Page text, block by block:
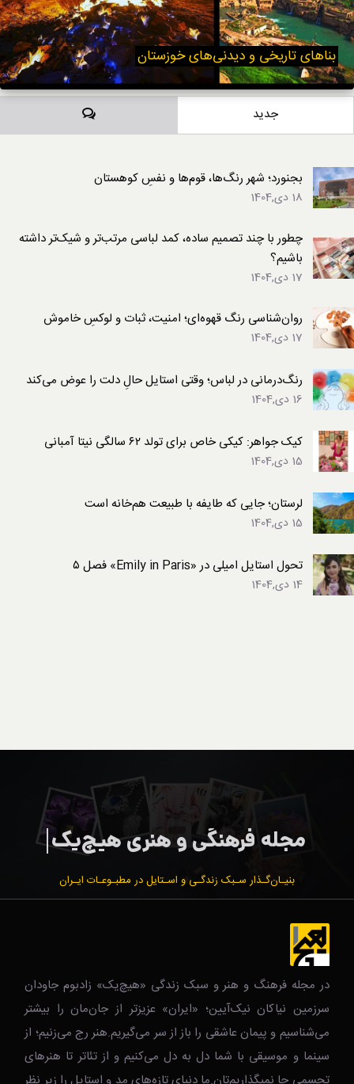
بناهای تاریخی و دیدنی‌های خوزستان
جدید دیدگاه‌ها
بجنورد؛ شهر رنگ‌ها، قوم‌ها و نفسِ کوهستان
18 دی,1404
چطور با چند تصمیم ساده، کمد لباسی مرتب‌تر و شیک‌تر داشته
باشیم؟
17 دی,1404
روان‌شناسی رنگ قهوه‌ای؛ امنیت، ثبات و لوکسِ خاموش
17 دی,1404
رنگ‌درمانی در لباس؛ وقتی استایل حالِ دلت را عوض می‌کند
16 دی,1404
کیک جواهر: کیکی خاص برای تولد ۶۲ سالگی نیتا آمبانی
15 دی,1404
لرستان؛ جایی که طایفه با طبیعت هم‌خانه است
15 دی,1404
تحول استایل امیلی در «Emily in Paris» فصل ۵
14 دی,1404
بنیـان‌گـذار سـبک زندگـی و اسـتایل در مطبـوعـات ایـران
در مجله فرهنگ و هنر و سبک زندگی‌ «هیچ‌یک» زادبوم جاودان
سرزمین نیاکان نیک‌‌‌آیین؛ «ایران» عزیزتر از جان‌مان را بیشتر
می‌شناسیم و پیمان عاشقی را باز از سر می‌گیریم.هنر رج می‌زنیم؛ از
سینما و موسیقی با شما دل به دل می‌کنیم و از تئاتر تا هنرهای